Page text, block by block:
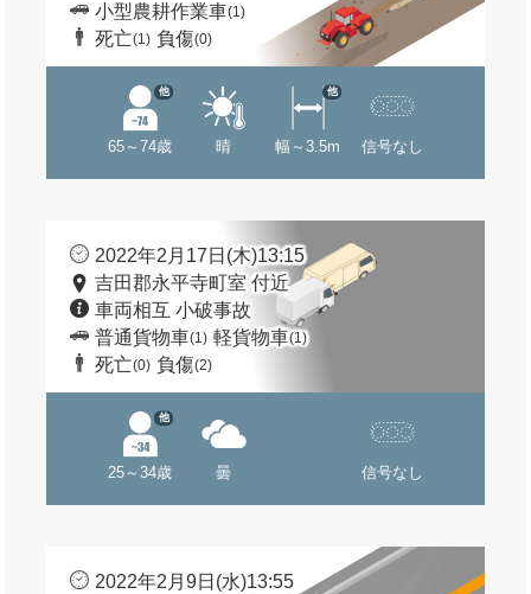
小型農耕作業車(1)
死亡(1) 負傷(0)
65～74歳
他
晴 幅～3.5m
他
信号なし
2022年2月17日(木)13:15
吉田郡永平寺町室 付近
車両相互 小破事故
普通貨物車(1) 軽貨物車(1)
死亡(0) 負傷(2)
25～34歳
他
曇 信号なし
2022年2月9日(水)13:55